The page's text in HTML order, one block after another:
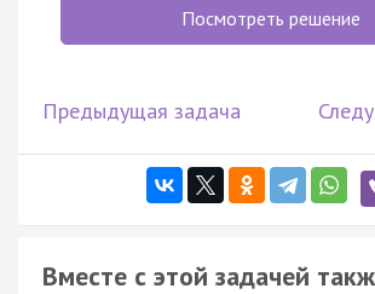
Посмотреть решение
Предыдущая задача
Вместе с этой задачей